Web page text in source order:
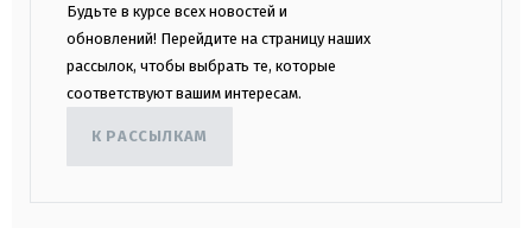
Будьте в курсе всех новостей и
обновлений! Перейдите на страницу наших
рассылок, чтобы выбрать те, которые
соответствуют вашим интересам.
К РАССЫЛКАМ